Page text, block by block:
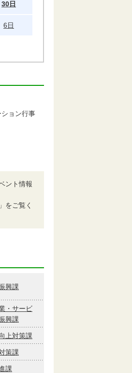
30日
6日
ョン行事
ント情報
をご覧く
興課
・サービ
興課
上対策課
策課
課